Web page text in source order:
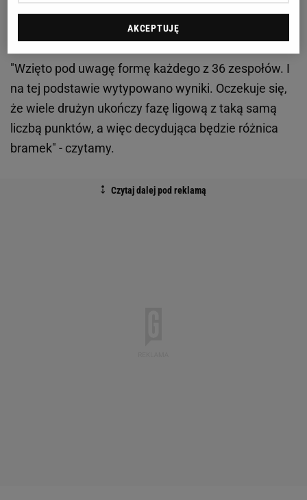
kryteriami się kierowała? Nieco więcej szczegółów
ujawnił kataloński "Sport".
"Wzięto pod uwagę formę każdego z 36 zespołów. I
na tej podstawie wytypowano wyniki. Oczekuje się,
że wiele drużyn ukończy fazę ligową z taką samą
liczbą punktów, a więc decydująca będzie różnica
bramek" - czytamy.
AKCEPTUJĘ